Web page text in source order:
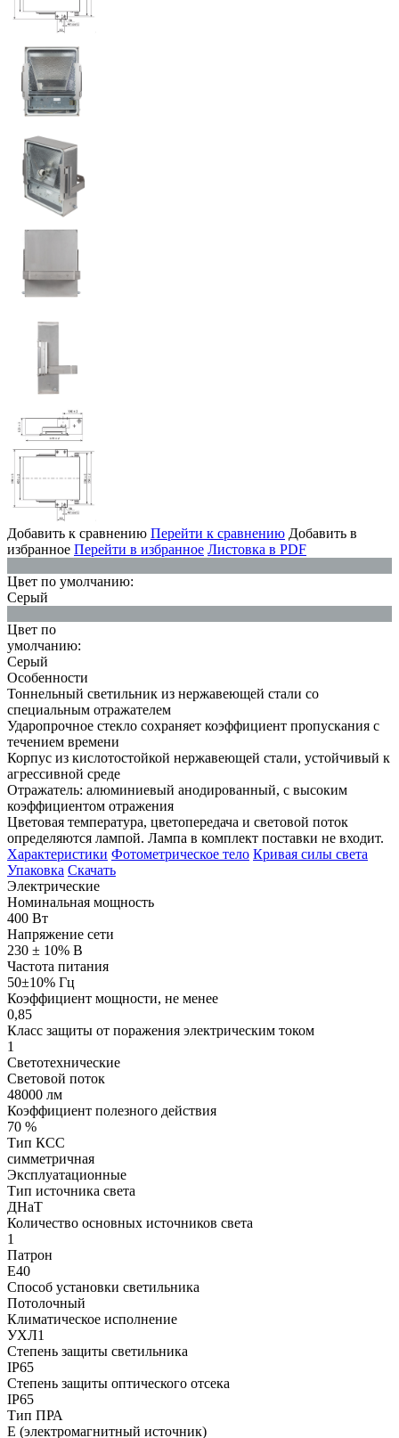
Добавить к сравнению Перейти к сравнению Добавить в
избранное Перейти в избранное Листовка в PDF
Цвет по умолчанию:
Серый
Цвет по
умолчанию:
Серый
Особенности
Тоннельный светильник из нержавеющей стали со
специальным отражателем
Ударопрочное стекло сохраняет коэффициент пропускания с
течением времени
Корпус из кислотостойкой нержавеющей стали, устойчивый к
агрессивной среде
Отражатель: алюминиевый анодированный, с высоким
коэффициентом отражения
Цветовая температура, цветопередача и световой поток
определяются лампой. Лампа в комплект поставки не входит.
Характеристики Фотометрическое тело Кривая силы света
Упаковка Скачать
Электрические
Номинальная мощность
400 Вт
Напряжение сети
230 ± 10% В
Частота питания
50±10% Гц
Коэффициент мощности, не менее
0,85
Класс защиты от поражения электрическим током
1
Светотехнические
Световой поток
48000 лм
Коэффициент полезного действия
70 %
Тип КСС
симметричная
Эксплуатационные
Тип источника света
ДНаТ
Количество основных источников света
1
Патрон
Е40
Способ установки светильника
Потолочный
Климатическое исполнение
УХЛ1
Степень защиты светильника
IP65
Степень защиты оптического отсека
IP65
Тип ПРА
E (электромагнитный источник)